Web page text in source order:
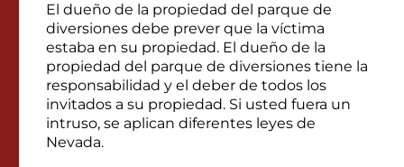
El dueño de la propiedad del parque de
diversiones debe prever que la víctima
estaba en su propiedad. El dueño de la
propiedad del parque de diversiones tiene la
responsabilidad y el deber de todos los
invitados a su propiedad. Si usted fuera un
intruso, se aplican diferentes leyes de
Nevada.